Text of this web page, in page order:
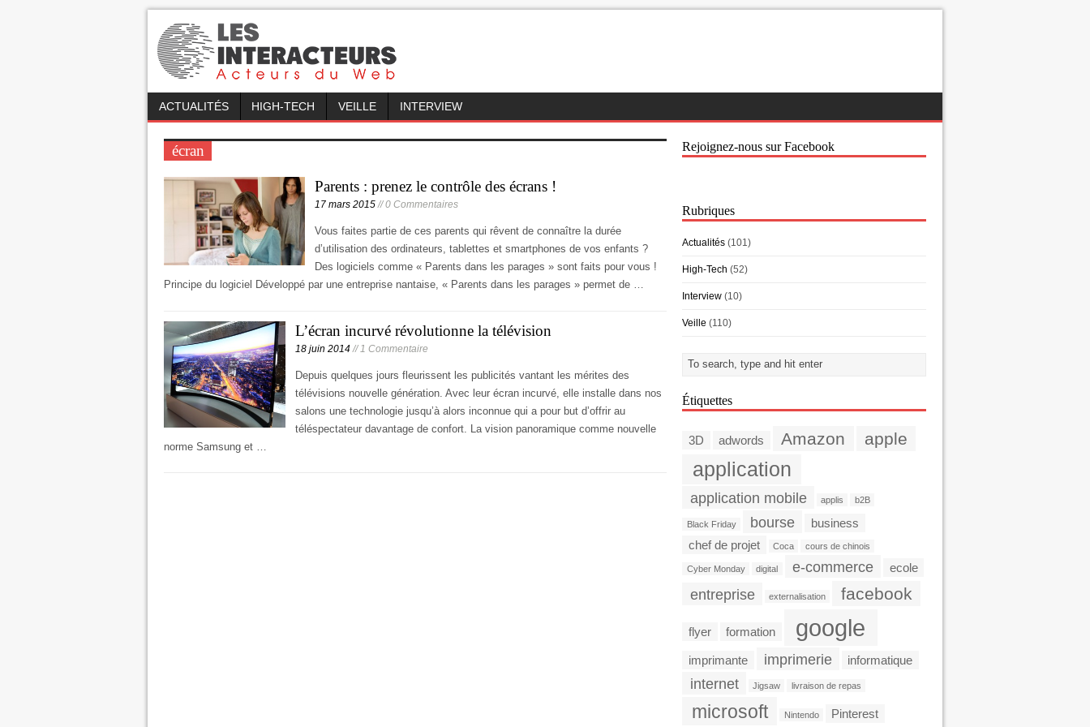
ACTUALITÉS HIGH-TECH VEILLE INTERVIEW
écran
Parents : prenez le contrôle des écrans !
17 mars 2015// 0 Commentaires
Vous faites partie de ces parents qui rêvent de connaître la durée
d’utilisation des ordinateurs, tablettes et smartphones de vos enfants ?
Des logiciels comme « Parents dans les parages » sont faits pour vous !
Principe du logiciel Développé par une entreprise nantaise, « Parents dans les parages » permet de …
L’écran incurvé révolutionne la télévision
18 juin 2014// 1 Commentaire
Depuis quelques jours fleurissent les publicités vantant les mérites des
télévisions nouvelle génération. Avec leur écran incurvé, elle installe dans nos
salons une technologie jusqu’à alors inconnue qui a pour but d’offrir au
téléspectateur davantage de confort. La vision panoramique comme nouvelle
norme Samsung et …
Rejoignez-nous sur Facebook
Rubriques
Actualités (101)
High-Tech (52)
Interview (10)
Veille (110)
Étiquettes
3D adwords Amazon apple
application
application mobile applis b2B
Black Friday bourse
business
chef de projet
Coca cours de chinois
Cyber Monday digital e-commerce ecole
entreprise externalisation facebook
flyer formation google
imprimante imprimerie informatique
internet Jigsaw livraison de repas
microsoft Nintendo Pinterest